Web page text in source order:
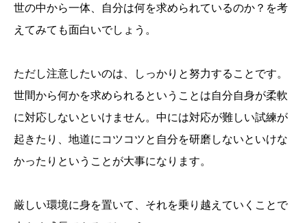
世の中から一体、自分は何を求められているのか？を考
えてみても面白いでしょう。
ただし注意したいのは、しっかりと努力することです。
世間から何かを求められるということは自分自身が柔軟
に対応しないといけません。中には対応が難しい試練が
起きたり、地道にコツコツと自分を研磨しないといけな
かったりということが大事になります。
厳しい環境に身を置いて、それを乗り越えていくことで